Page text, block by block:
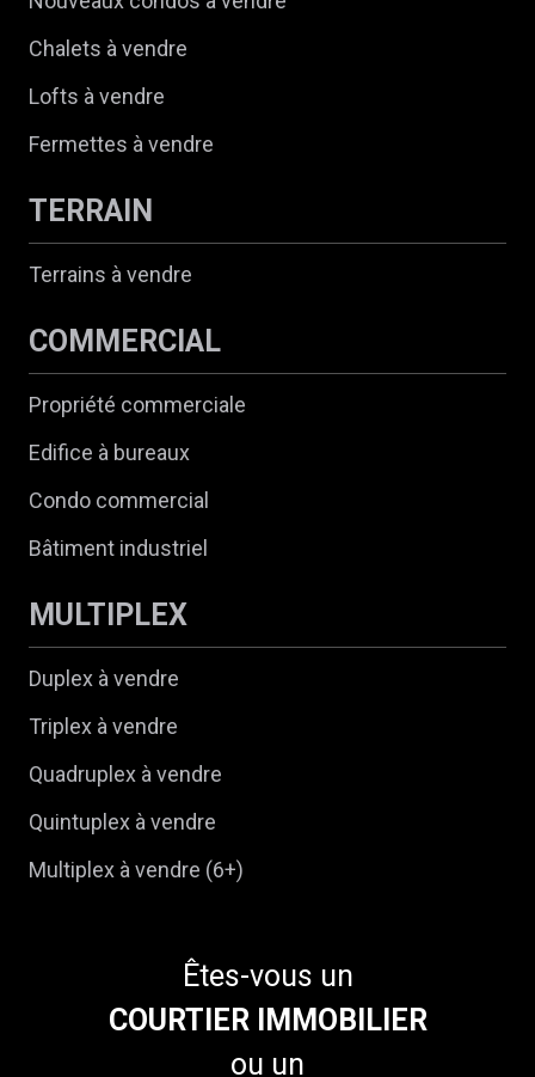
Chalets à vendre
Lofts à vendre
Fermettes à vendre
TERRAIN
Terrains à vendre
COMMERCIAL
Propriété commerciale
Edifice à bureaux
Condo commercial
Bâtiment industriel
MULTIPLEX
Duplex à vendre
Triplex à vendre
Quadruplex à vendre
Quintuplex à vendre
Multiplex à vendre (6+)
Êtes-vous un
COURTIER IMMOBILIER
ou un